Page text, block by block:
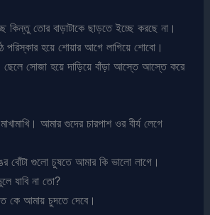
কিন্তু তোর বাড়াটাকে ছাড়তে ইচ্ছে করছে না।
পরিস্কার হয়ে শোয়ার আগে লাগিয়ে শোবো।
সোজা হয়ে দাড়িয়ে বাঁড়া আস্তে আস্তে করে
আমার গুদের চারপাশ ওর বীর্য লেগে
বোঁটা গুলো চুষতে আমার কি ভালো লাগে।
যাবি না তো?
কে আমায় চুদতে দেবে।